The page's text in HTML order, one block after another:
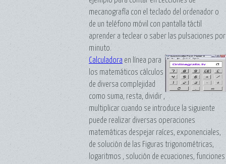
mecanografía con el teclado del ordenador o
de un teléfono móvil con pantalla táctil
aprender a teclear o saber las pulsaciones por
minuto.
Calculadora en línea para
los matemáticos cálculos
de diversa complejidad
como suma, resta, dividir ,
multiplicar cuando se introduce la siguiente
puede realizar diversas operaciones
matemáticas despejar raíces, exponenciales,
de solución de las Figuras trigonométricas,
logaritmos , solución de ecuaciones, funciones